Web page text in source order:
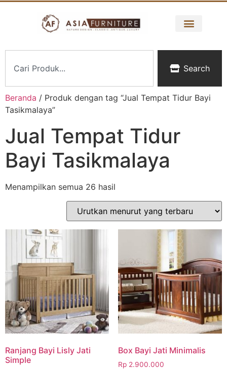
Search
Beranda / Produk dengan tag “Jual Tempat Tidur Bayi
Tasikmalaya”
Jual Tempat Tidur
Bayi Tasikmalaya
Menampilkan semua 26 hasil
Ranjang Bayi Lisly Jati
Simple
Box Bayi Jati Minimalis
Rp2.900.000